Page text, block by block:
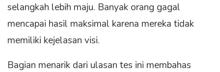
selangkah lebih maju. Banyak orang gagal
mencapai hasil maksimal karena mereka tidak
memiliki kejelasan visi.
Bagian menarik dari ulasan tes ini membahas